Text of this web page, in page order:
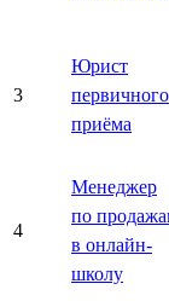
3
Юрист
первичного
приёма
4
Менеджер
по
в онлайн-
школу